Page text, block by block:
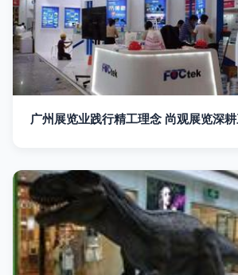
广州展览业践行精工理念 尚观展览深